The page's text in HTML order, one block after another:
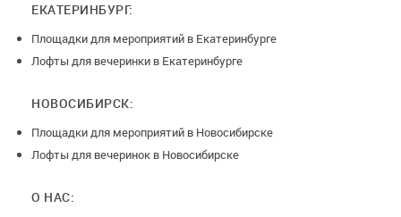
ЕКАТЕРИНБУРГ:
Площадки для мероприятий в Екатеринбурге
Лофты для вечеринки в Екатеринбурге
НОВОСИБИРСК:
Площадки для мероприятий в Новосибирске
Лофты для вечеринок в Новосибирске
О НАС: